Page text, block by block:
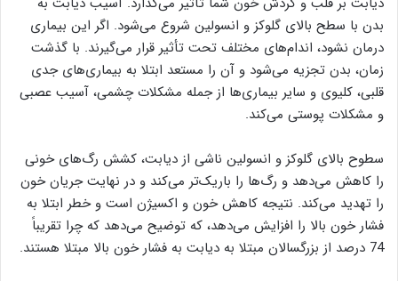
بدن با سطح بالای گلوکز و انسولین شروع می‌شود. اگر این بیماری
درمان نشود، اندام‌های مختلف تحت تأثیر قرار می‌گیرند. با گذشت
زمان، بدن تجزیه می‌شود و آن را مستعد ابتلا به بیماری‌های جدی
قلبی، کلیوی و سایر بیماری‌ها از جمله مشکلات چشمی، آسیب عصبی
و مشکلات پوستی می‌کند.
سطوح بالای گلوکز و انسولین ناشی از دیابت، کشش رگ‌های خونی
را کاهش می‌دهد و رگ‌ها را باریک‌تر می‌کند و در نهایت جریان خون
را تهدید می‌کند. نتیجه کاهش خون و اکسیژن است و خطر ابتلا به
فشار خون بالا را افزایش می‌دهد، که توضیح می‌دهد که چرا تقریباً
74 درصد از بزرگسالان مبتلا به دیابت به فشار خون بالا مبتلا هستند.